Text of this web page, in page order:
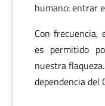
humano: entrar
Con
es permitido
nuestra
dependencia del